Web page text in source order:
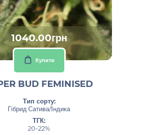
1040.00грн
Купити
BUD FEMINISED
Тип сорту:
Гібрид Сатива/Індика
ТГК:
20-22%